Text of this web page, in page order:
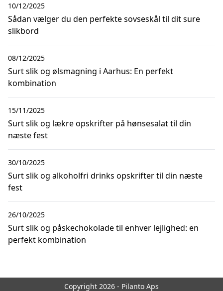
Sådan vælger du den perfekte sovseskål til dit sure
slikbord
10/12/2025
Surt slik og ølsmagning i Aarhus: En perfekt
kombination
08/12/2025
Surt slik og lækre opskrifter på hønsesalat til din
næste fest
15/11/2025
Surt slik og alkoholfri drinks opskrifter til din næste
fest
30/10/2025
Surt slik og påskechokolade til enhver lejlighed: en
perfekt kombination
26/10/2025
Copyright 2026 - Pilanto Aps